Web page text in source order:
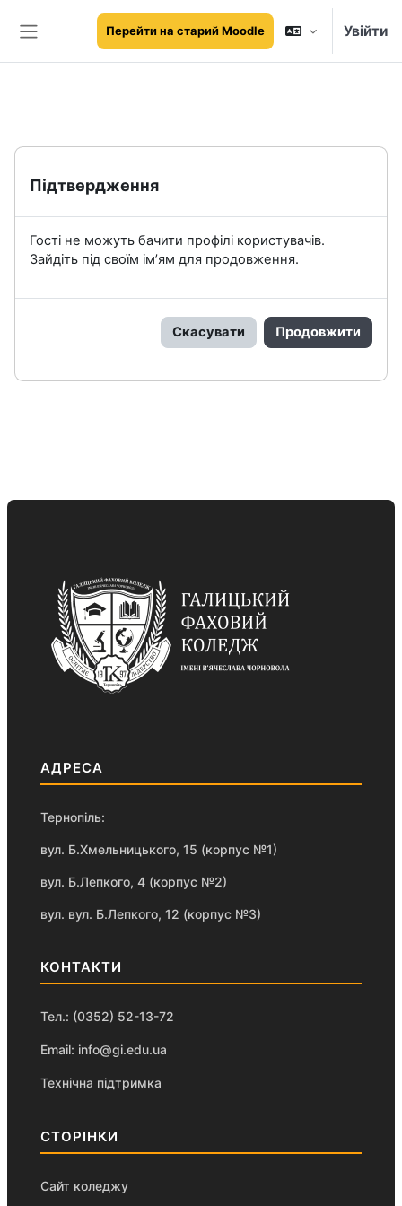
Бокова панель
Перейти на старий Moodle Увійти
Підтвердження
Гості не можуть бачити профілі користувачів.
Зайдіть під своїм ім’ям для продовження.
Скасувати Продовжити
АДРЕСА
Тернопіль:
вул. Б.Хмельницького, 15 (корпус №1)
вул. Б.Лепкого, 4 (корпус №2)
вул. вул. Б.Лепкого, 12 (корпус №3)
КОНТАКТИ
Тел.: (0352) 52-13-72
Email: info@gi.edu.ua
Технічна підтримка
СТОРІНКИ
Сайт коледжу